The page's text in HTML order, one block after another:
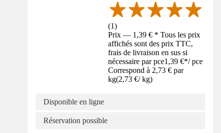
(1)
Prix — 1,39 € * Tous les prix
affichés sont des prix TTC,
frais de livraison en sus si
nécessaire par pce1,39 €*/ pce
Correspond à 2,73 € par
kg(2,73 €/ kg)
Disponible en ligne
Réservation possible